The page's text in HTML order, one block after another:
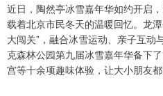
近日，陶然亭冰雪嘉年华如约开启
载着北京市民冬天的温暖回忆。龙
大闯关”，融合冰雪运动、亲子互动
克森林公园第九届冰雪嘉年华备下
宫等十余项趣味体验，让大小朋友都